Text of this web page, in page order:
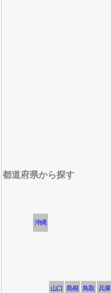
都道府県から探す
沖縄
山口 島根 鳥取 兵庫